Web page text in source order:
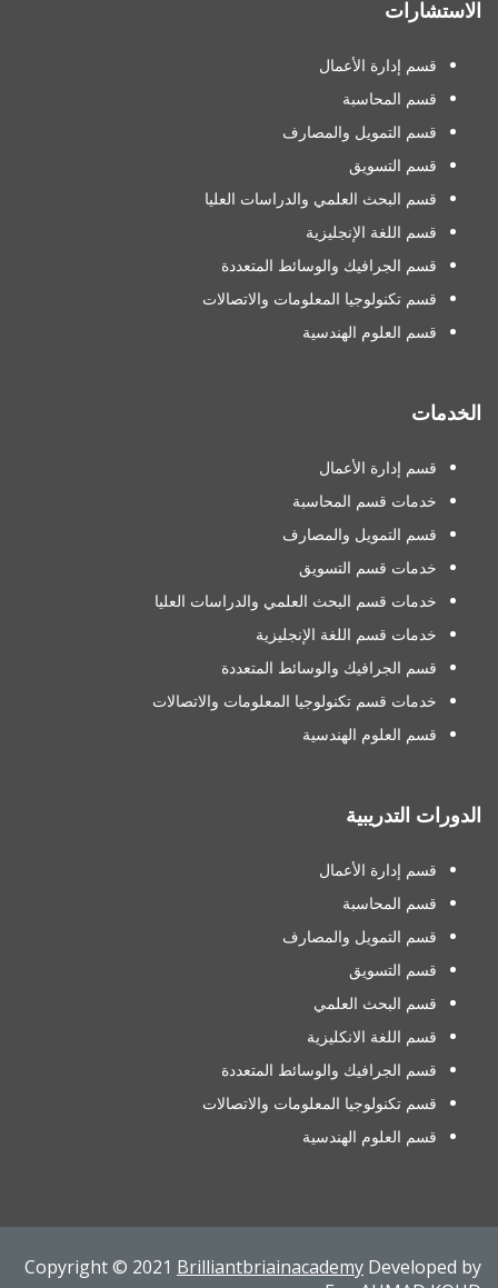
الاستشارات
قسم إدارة الأعمال
قسم المحاسبة
قسم التمويل والمصارف
قسم التسويق
قسم البحث العلمي والدراسات العليا
قسم اللغة الإنجليزية
قسم الجرافيك والوسائط المتعددة
قسم تكنولوجيا المعلومات والاتصالات
قسم العلوم الهندسية
الخدمات
قسم إدارة الأعمال
خدمات قسم المحاسبة
قسم التمويل والمصارف
خدمات قسم التسويق
خدمات قسم البحث العلمي والدراسات العليا
خدمات قسم اللغة الإنجليزية
قسم الجرافيك والوسائط المتعددة
خدمات قسم تكنولوجيا المعلومات والاتصالات
قسم العلوم الهندسية
الدورات التدريبية
قسم إدارة الأعمال
قسم المحاسبة
قسم التمويل والمصارف
قسم التسويق
قسم البحث العلمي
قسم اللغة الانكليزية
قسم الجرافيك والوسائط المتعددة
قسم تكنولوجيا المعلومات والاتصالات
قسم العلوم الهندسية
Copyright © 2021 Brilliantbriainacademy Developed by